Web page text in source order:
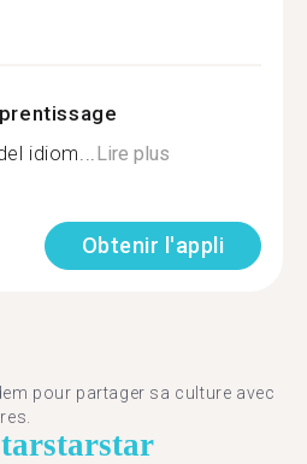
idiom...Lire plus
Obtenir l'appli
pour partager sa culture avec
starstar